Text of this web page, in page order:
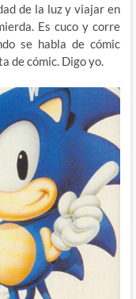
de la luz y viajar en
Es cuco y corre
se habla de cómic
de cómic. Digo yo.